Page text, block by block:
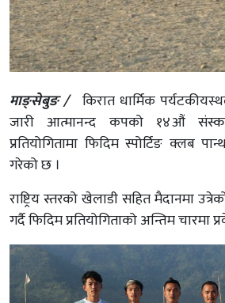
माङ्सेबुङ / किरात धार्मिक
जारी आत्मानन्द कपको १४औं
प्रतियोगितामा फिदिम स्पोर्टिङ क्लब
गरेको छ ।
राष्ट्रिय स्तरको खेलाडी सहित मैदानमा
गर्दै फिदिम प्रतियोगिताको अन्तिम चारमा